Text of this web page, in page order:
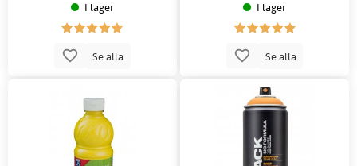
I lager
Se alla
I lager
Se alla